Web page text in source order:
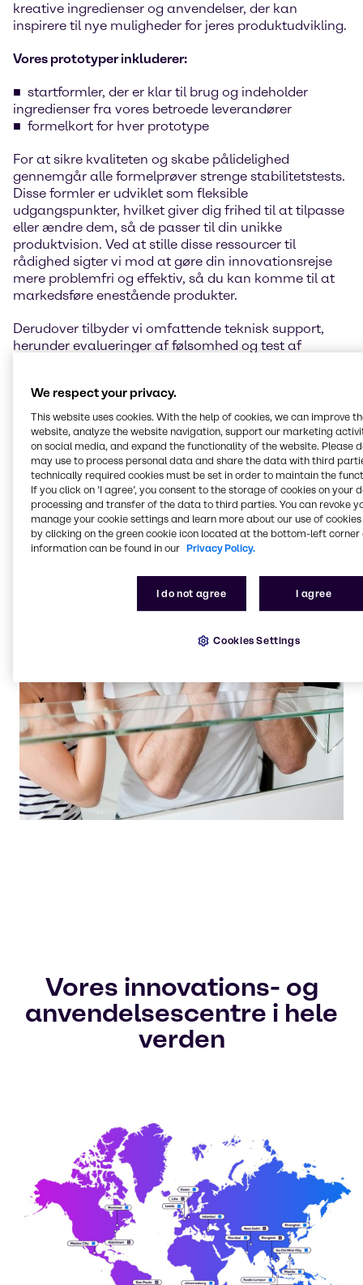
kreative ingredienser og anvendelser, der kan
inspirere til nye muligheder for jeres produktudvikling.
Vores prototyper inkluderer:
startformler, der er klar til brug og indeholder
ingredienser fra vores betroede leverandører
formelkort for hver prototype
For at sikre kvaliteten og skabe pålidelighed
gennemgår alle formelprøver strenge stabilitetstests.
Disse formler er udviklet som fleksible
udgangspunkter, hvilket giver dig frihed til at tilpasse
eller ændre dem, så de passer til din unikke
produktvision. Ved at stille disse ressourcer til
rådighed sigter vi mod at gøre din innovationsrejse
mere problemfri og effektiv, så du kan komme til at
markedsføre enestående produkter.
Derudover tilbyder vi omfattende teknisk support,
herunder evalueringer af følsomhed og test af
laboratorier, der erangivet på kortet nedenfor.
Kontakt os
Vores innovations- og
anvendelsescentre i hele
verden
We respect your privacy.
This website uses cookies. With the help of cookies, we can improve
website, analyze the website navigation, support our marketing
on social media, and expand the functionality of the website. Please
may use to process personal data and share the data with third
technically required cookies must be set in order to maintain the
If you click on ’I agree’, you consent to the storage of cookies on your
processing and transfer of the data to third parties. You can revoke
manage your cookie settings and learn more about our use of cookies
by clicking on the green cookie icon located at the bottom-left corner
information can be found in our Privacy Policy.
I do not agree I agree
Cookies Settings